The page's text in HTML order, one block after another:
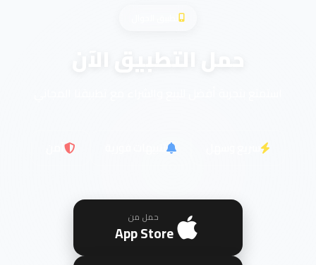
حمل التطبيق الآن
حمل من
App Store